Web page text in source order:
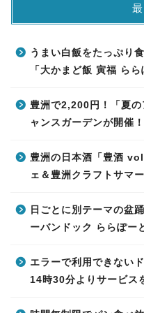
うまい白飯をたっぷり
「大かまど飯 寅福 ら
豊洲で2,200円！「夏
ャンスガーデンが開催
豊洲の日本酒「豊酒
ェ＆豊洲クラフトサマ
日ごとに別テーマの盆
ーバンドック ららぽー
エラーで利用できない
14時30分よりサービス